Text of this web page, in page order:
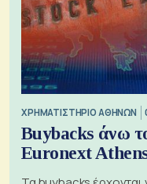
XΡΗΜΑΤΙΣΤΗΡΙΟ ΑΘΗΝΩΝ
Buybacks άνω
Euronext